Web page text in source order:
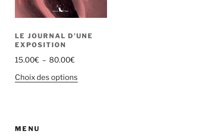
LE JOURNAL D’UNE
EXPOSITION
15.00€ – 80.00€Plage
prix :
Choix des options
MENU